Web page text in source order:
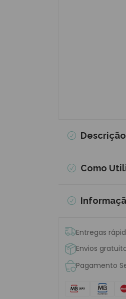
Descrição
Como
Entregas
Envios
Pagamento